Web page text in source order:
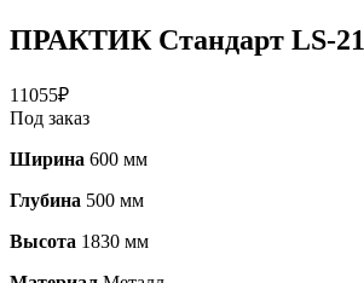
ПРАКТИК Стандарт LS-
11055₽
Под заказ
Ширина 600 мм
Глубина 500 мм
Высота 1830 мм